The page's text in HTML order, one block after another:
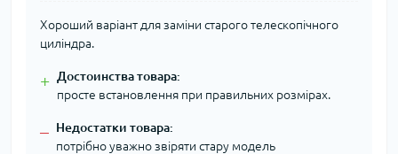
Хороший варіант для заміни старого телескопічного
циліндра.
+ Достоинства товара:
просте встановлення при правильних розмірах.
– Недостатки товара:
потрібно уважно звіряти стару модель